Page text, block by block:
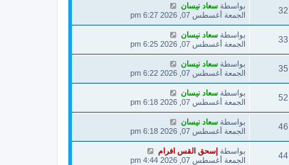
32 بواسطة سعاد نيسان
الجمعة أغسطس 07, 2026 6:27 pm
33 بواسطة سعاد نيسان
الجمعة أغسطس 07, 2026 6:25 pm
35 بواسطة سعاد نيسان
الجمعة أغسطس 07, 2026 6:22 pm
52 بواسطة سعاد نيسان
الجمعة أغسطس 07, 2026 6:18 pm
46 بواسطة سعاد نيسان
الجمعة أغسطس 07, 2026 6:18 pm
44 بواسطة إسحق القس افرام
الجمعة أغسطس 07, 2026 4:44 pm